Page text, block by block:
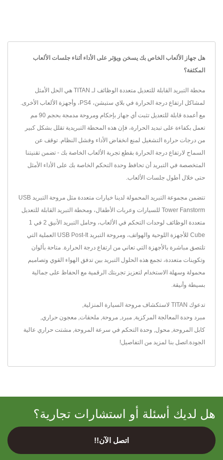
هل جهاز الألعاب الخاص بك يسخن ويؤثر على الأداء أثناء جلسات الألعاب
المكثفة؟
محطة التبريد القابلة للتعديل متعددة الوظائف لـ TITAN هي الحل الأمثل
لمشاكل ارتفاع درجة الحرارة في بلاي ستيشن، PS4، وأجهزة الألعاب الأخرى.
مع أعمدة قابلة للتعديل تثبت أي جهاز بإحكام ومروحة مدمجة بحجم 90 مم
تعمل بكفاءة على تبديد الحرارة، فإن هذه المحطة التبريدية تقلل بشكل كبير
من درجات حرارة التشغيل لمنع انخفاض الأداء وفشل النظام. توقف عن
السماح لارتفاع درجة الحرارة بقطع تجربة الألعاب الخاصة بك - تضمن تقنيتنا
المتخصصة في التبريد أن تحافظ وحدة التحكم الخاصة بك على الأداء الأمثل
حتى خلال أطول جلسات الألعاب.
تتضمن مجموعة التبريد المحمولة لدينا خيارات متعددة مثل مروحة التبريد USB
Tower Fanstorm للسيارات وعربات الأطفال، ومحطة التبريد القابلة للتعديل
متعددة الوظائف لوحدات التحكم في الألعاب، وحامل التبريد الأنيق 2 في 1
Cube للأجهزة اللوحية والهواتف، ومروحة التبريد USB Post-It العملية التي
تلتصق مباشرة بالأجهزة التي تعاني من ارتفاع درجة الحرارة. متاحة بألوان
وتكوينات متعددة، تجمع هذه الحلول التبريد بين تدفق الهواء القوي وتصاميم
محمولة وسهلة الاستخدام لتعزيز تجربتك الرقمية مع الحفاظ على جمالية
بسيطة وأنيقة.
تدعوك TITAN لاستكشاف مروحة السيارة المنزلية
مبرد وحدة المعالجة المركزية مبرد مروحة ملحقات معجون حراري
كابل المروحة محول وحدة التحكم في سرعة المروحة مشتت حراري عالية
الجودة. اتصل بنا لمزيد من التفاصيل!
هل لديك أسئلة أو استشارات تجارية؟
اتصل الآن!!